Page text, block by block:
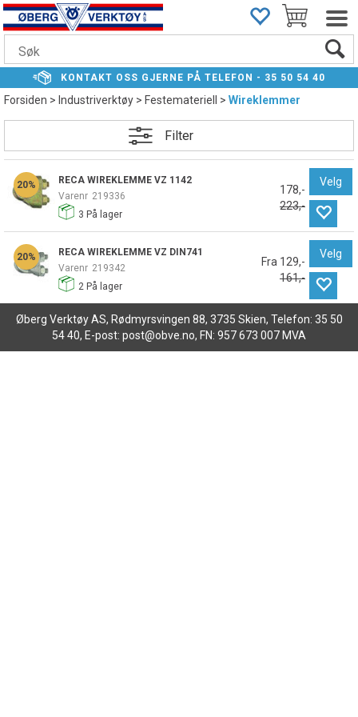
KONTAKT OSS GJERNE PÅ TELEFON - 35 50 54 40
Forsiden> Industriverktøy>Festemateriell >Wireklemmer
Filter
20%
RECA WIREKLEMME VZ 1142
Varenr 219336
3 På lager
178,-
223,-
Velg
20%
RECA WIREKLEMME VZ DIN741
Varenr 219342
2 På lager
Fra 129,-
161,-
Velg
Øberg Verktøy AS, Rødmyrsvingen 88, 3735 Skien, Telefon: 35 50
54 40, E-post: post@obve.no, FN: 957 673 007 MVA